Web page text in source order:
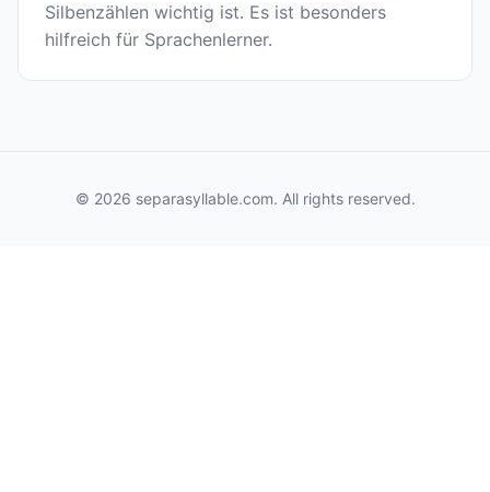
Silbenzählen wichtig ist. Es ist besonders
hilfreich für Sprachenlerner.
© 2026 separasyllable.com. All rights reserved.